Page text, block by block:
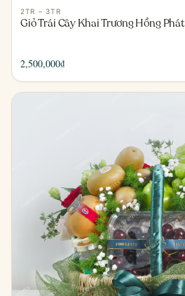
2TR – 3TR
Giỏ Trái Cây Khai Trương Hồng Phát
2,500,000₫